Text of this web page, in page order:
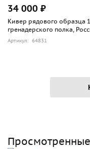
34 000 ₽
Кивер рядового образца
гренадерского полка,
Артикул: 64831